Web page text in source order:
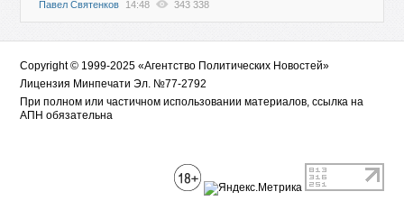
Павел Святенков 14:48 343 338
Copyright © 1999-2025 «Агентство Политических Новостей»
Лицензия Минпечати Эл. №77-2792
При полном или частичном использовании материалов, ссылка на
АПН обязательна